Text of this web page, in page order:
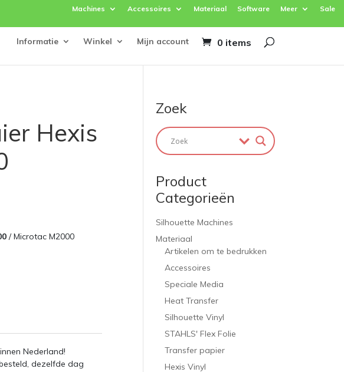
Machines Accessoires Materiaal Software Meer Sale
Informatie Winkel Mijn account 0 items
Hexis
/ Microtac M2000
Nederland!
dezelfde dag
Zoek
Product
Categorieën
Silhouette Machines
Materiaal
Artikelen om te bedrukken
Accessoires
Speciale Media
Heat Transfer
Silhouette Vinyl
STAHLS' Flex Folie
Transfer papier
Hexis Vinyl